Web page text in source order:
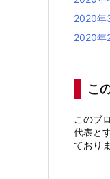
2020年
2020年
こ
このブ
代表と
ており